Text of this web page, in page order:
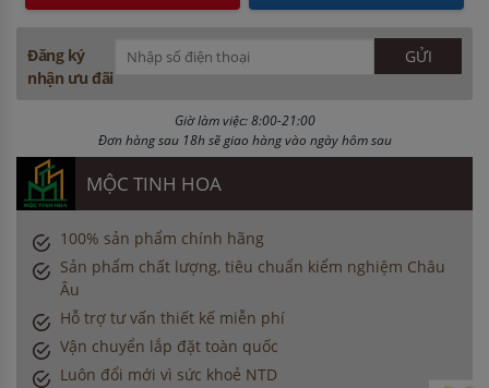
Đăng ký
nhận ưu đãi
Giờ làm việc: 8:00-21:00
Đơn hàng sau 18h sẽ giao hàng vào ngày hôm sau
MỘC TINH HOA
100% sản phẩm chính hãng
Sản phẩm chất lượng, tiêu chuẩn kiểm nghiệm Châu
Âu
Hỗ trợ tư vấn thiết kế miễn phí
Vận chuyển lắp đặt toàn quốc
Luôn đổi mới vì sức khoẻ NTD